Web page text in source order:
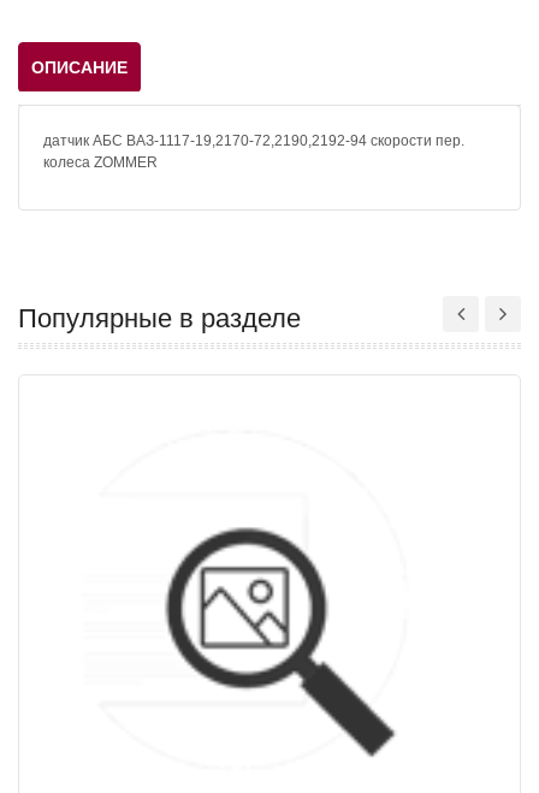
ОПИСАНИЕ
датчик АБС ВАЗ-1117-19,2170-72,2190,2192-94 скорости пер.
колеса ZOMMER
Популярные в разделе